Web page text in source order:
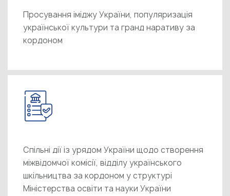
Просування іміджу України, популяризація
української культури та гранд наративу за
кордоном
Спільні дії із урядом України щодо створення
міжвідомчої комісії, відділу українського
шкільництва за кордоном у структурі
Міністерства освіти та науки України